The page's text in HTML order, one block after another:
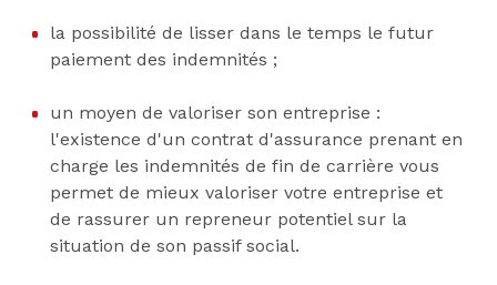
la possibilité de lisser dans le temps le futur
paiement des indemnités ;
un moyen de valoriser son entreprise :
l'existence d'un contrat d'assurance prenant en
charge les indemnités de fin de carrière vous
permet de mieux valoriser votre entreprise et
de rassurer un repreneur potentiel sur la
situation de son passif social.